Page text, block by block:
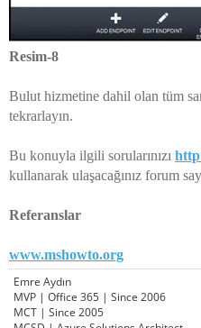
Resim-8
Bulut hizmetine dahil olan tüm
tekrarlayın.
Bu konuyla ilgili sorularınızı
kullanarak ulaşacağınız forum
Referanslar
www.mshowto.org
Emre Aydın
MVP | Office 365 | Since 2006
MCT | Since 2005